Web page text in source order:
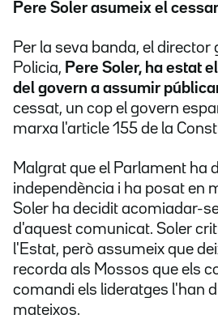
Pere Soler asumeix el
Per la seva banda, el director
Policia, Pere Soler, ha estat
del govern a assumir
cessat, un cop el govern
marxa l'article 155 de la
Malgrat que el Parlament ha
independència i ha posat en
Soler ha decidit acomiadar-
d'aquest comunicat. Soler
l'Estat, però assumeix que
recorda als Mossos que els
comandi els lideratges l'han
mateixos.